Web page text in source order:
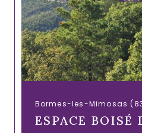
Bormes-les-Mimosas
ESPACE BOISÉ